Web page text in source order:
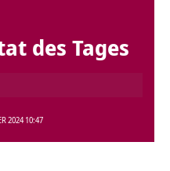
des Tages
2024 10:47